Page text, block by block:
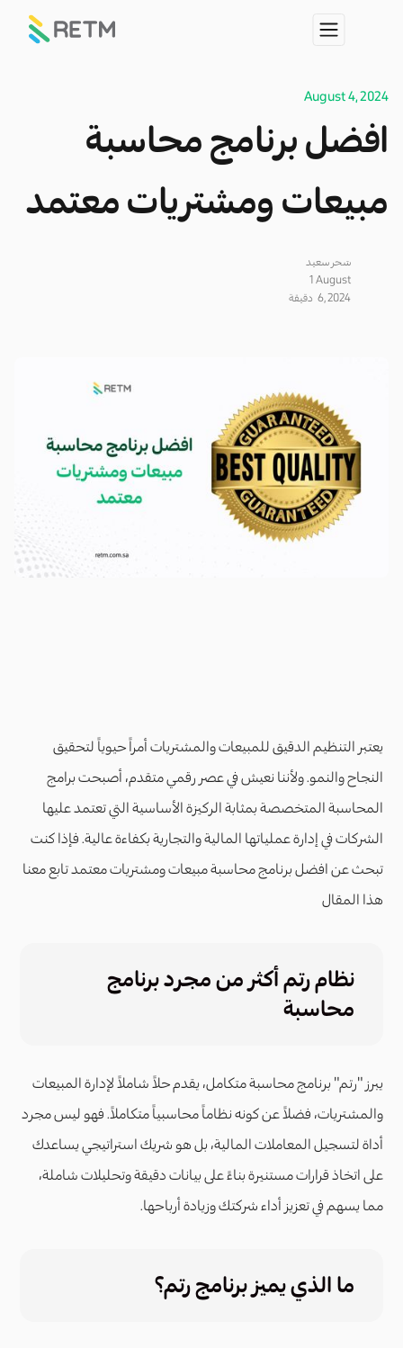
August 4, 2024
افضل برنامج محاسبة
مبيعات ومشتريات معتمد
سَحر سعيد
August
6, 2024
1
دقيقة
يعتبر التنظيم الدقيق للمبيعات والمشتريات أمراً حيوياً لتحقيق
النجاح والنمو. ولأننا نعيش في عصر رقمي متقدم، أصبحت برامج
المحاسبة المتخصصة بمثابة الركيزة الأساسية التي تعتمد عليها
الشركات في إدارة عملياتها المالية والتجارية بكفاءة عالية. فإذا كنت
تبحث عن افضل برنامج محاسبة مبيعات ومشتريات معتمد تابع معنا
هذا المقال
نظام رتم أكثر من مجرد برنامج
محاسبة
يبرز "رتم" برنامج محاسبة متكامل، يقدم حلاً شاملاً لإدارة المبيعات
والمشتريات، فضلاً عن كونه نظاماً محاسبياً متكاملاً. فهو ليس مجرد
أداة لتسجيل المعاملات المالية، بل هو شريك استراتيجي يساعدك
على اتخاذ قرارات مستنيرة بناءً على بيانات دقيقة وتحليلات شاملة،
مما يسهم في تعزيز أداء شركتك وزيادة أرباحها.
ما الذي يميز برنامج رتم؟